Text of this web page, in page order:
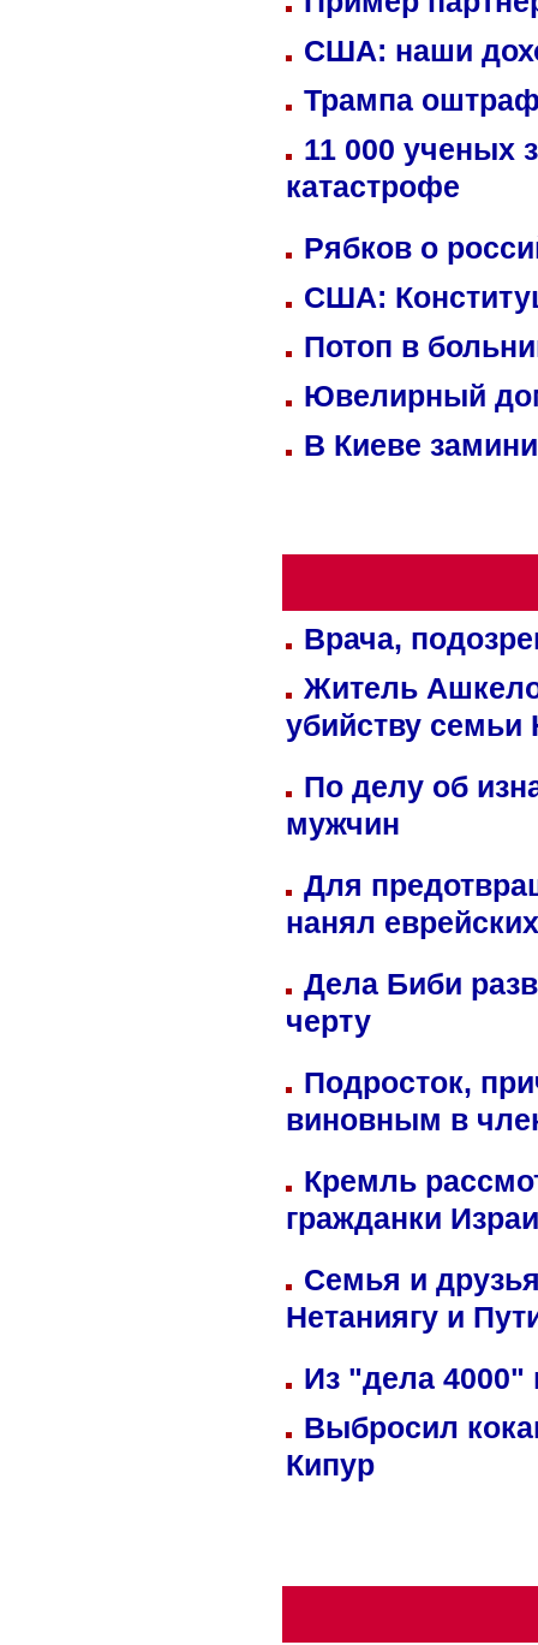
США: наши
Трампа
11 000 ученых
катастрофе
Рябков о
США:
Потоп в
Ювелирный
В Киеве
Врача,
Житель
убийству семьи
По делу об
мужчин
Для
нанял
Дела Биби
черту
Подросток,
виновным в
Кремль
гражданки
Семья и
Нетаниягу и
Из "дела 4000"
Выбросил
Кипур